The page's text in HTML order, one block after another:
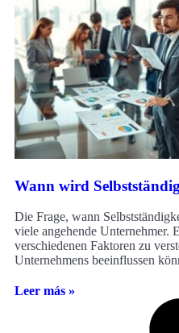
Wann wird
Die Frage, wann
viele angehende Unternehmer.
verschiedenen Faktoren zu
Unternehmens beeinflussen
Leer más »